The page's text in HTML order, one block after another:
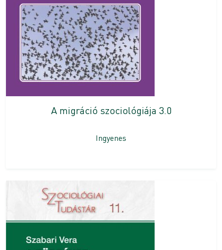
A migráció szociológiája 3.0
Ingyenes